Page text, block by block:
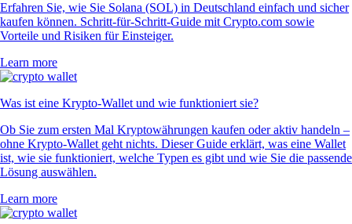
Erfahren Sie, wie Sie Solana (SOL) in Deutschland einfach und sicher
kaufen können. Schritt-für-Schritt-Guide mit Crypto.com sowie
Vorteile und Risiken für Einsteiger.
Learn more
Was ist eine Krypto-Wallet und wie funktioniert sie?
Ob Sie zum ersten Mal Kryptowährungen kaufen oder aktiv handeln –
ohne Krypto-Wallet geht nichts. Dieser Guide erklärt, was eine Wallet
ist, wie sie funktioniert, welche Typen es gibt und wie Sie die passende
Lösung auswählen.
Learn more